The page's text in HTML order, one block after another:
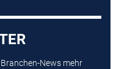
News mehr